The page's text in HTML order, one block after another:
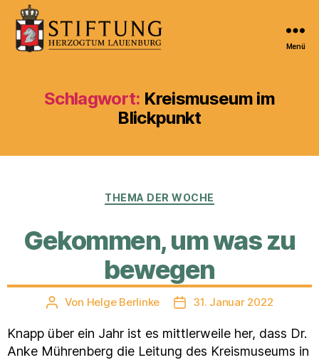
Stiftung
Herzogtum
Menü
Schlagwort: Kreismuseum im
Blickpunkt
Kategorien
THEMA DER WOCHE
Gekommen, um was zu
bewegen
Beitragsautor
Von Helge Berlinke Veröffentlichungsdatum
31. Januar 2022
Knapp über ein Jahr ist es mittlerweile her, dass Dr.
Anke Mührenberg die Leitung des Kreismuseums in